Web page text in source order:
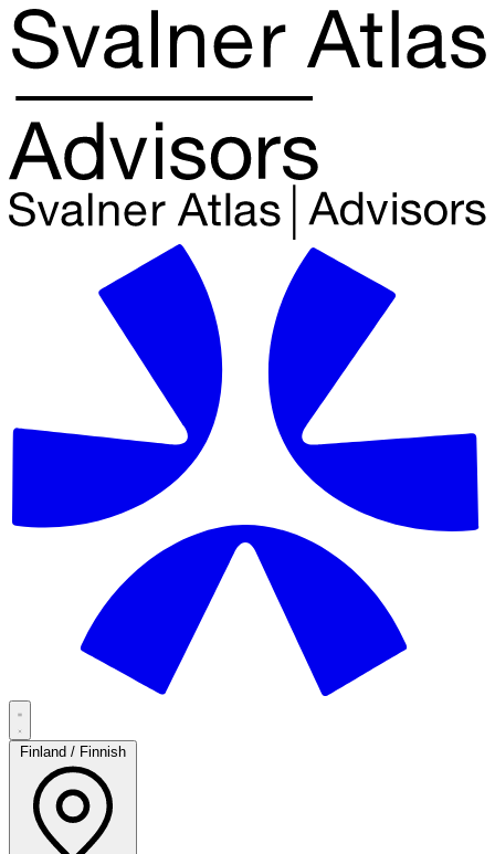
Finland / Finnish